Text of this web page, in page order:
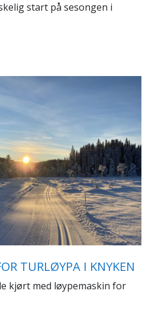
start på sesongen i
TURLØYPA I KNYKEN
kjørt med løypemaskin for